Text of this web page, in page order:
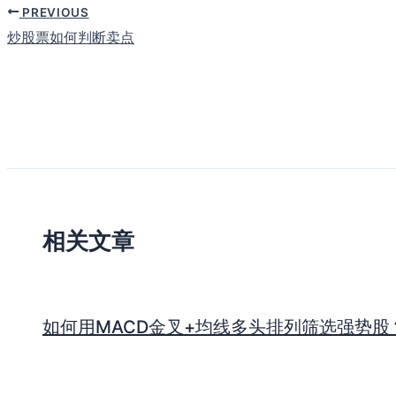
PREVIOUS
炒股票如何判断卖点
相关文章
如何用MACD金叉+均线多头排列筛选强势股